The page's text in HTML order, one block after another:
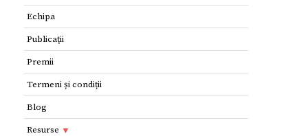
Echipa
Publicaţii
Premii
Termeni și condiții
Blog
Resurse